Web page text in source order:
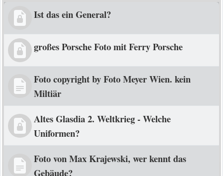
Ist das ein General?
großes Porsche Foto mit Ferry Porsche
Foto copyright by Foto Meyer Wien. kein
Miltiär
Altes Glasdia 2. Weltkrieg - Welche
Uniformen?
Foto von Max Krajewski, wer kennt das
Gebäude?